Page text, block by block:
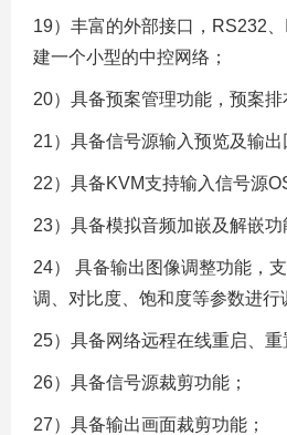
19）丰富的外部接口，RS232
建一个小型的中控网络；
20）具备预案管理功能，预案排
21）具备信号源输入预览及输出
22）具备KVM支持输入信号源
23）具备模拟音频加嵌及解嵌功
24） 具备输出图像调整功能，
调、对比度、饱和度等参数进行
25）具备网络远程在线重启、重
26）具备信号源裁剪功能；
27）具备输出画面裁剪功能；